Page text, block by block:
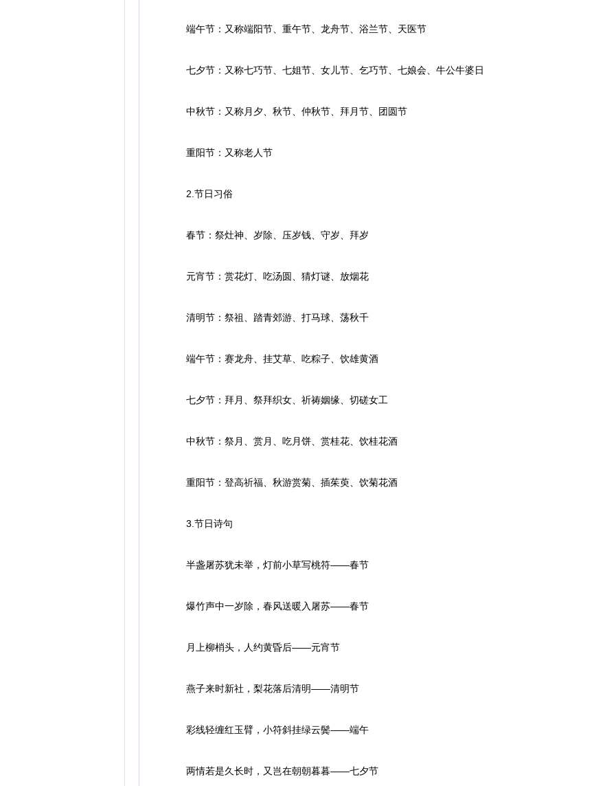
端午节：又称端阳节、重午节、龙舟节、浴兰节、天医节
七夕节：又称七巧节、七姐节、女儿节、乞巧节、七娘会、牛公牛婆日
中秋节：又称月夕、秋节、仲秋节、拜月节、团圆节
重阳节：又称老人节
2.节日习俗
春节：祭灶神、岁除、压岁钱、守岁、拜岁
元宵节：赏花灯、吃汤圆、猜灯谜、放烟花
清明节：祭祖、踏青郊游、打马球、荡秋千
端午节：赛龙舟、挂艾草、吃粽子、饮雄黄酒
七夕节：拜月、祭拜织女、祈祷姻缘、切磋女工
中秋节：祭月、赏月、吃月饼、赏桂花、饮桂花酒
重阳节：登高祈福、秋游赏菊、插茱萸、饮菊花酒
3.节日诗句
半盏屠苏犹未举，灯前小草写桃符——春节
爆竹声中一岁除，春风送暖入屠苏——春节
月上柳梢头，人约黄昏后——元宵节
燕子来时新社，梨花落后清明——清明节
彩线轻缠红玉臂，小符斜挂绿云鬓——端午
两情若是久长时，又岂在朝朝暮暮——七夕节